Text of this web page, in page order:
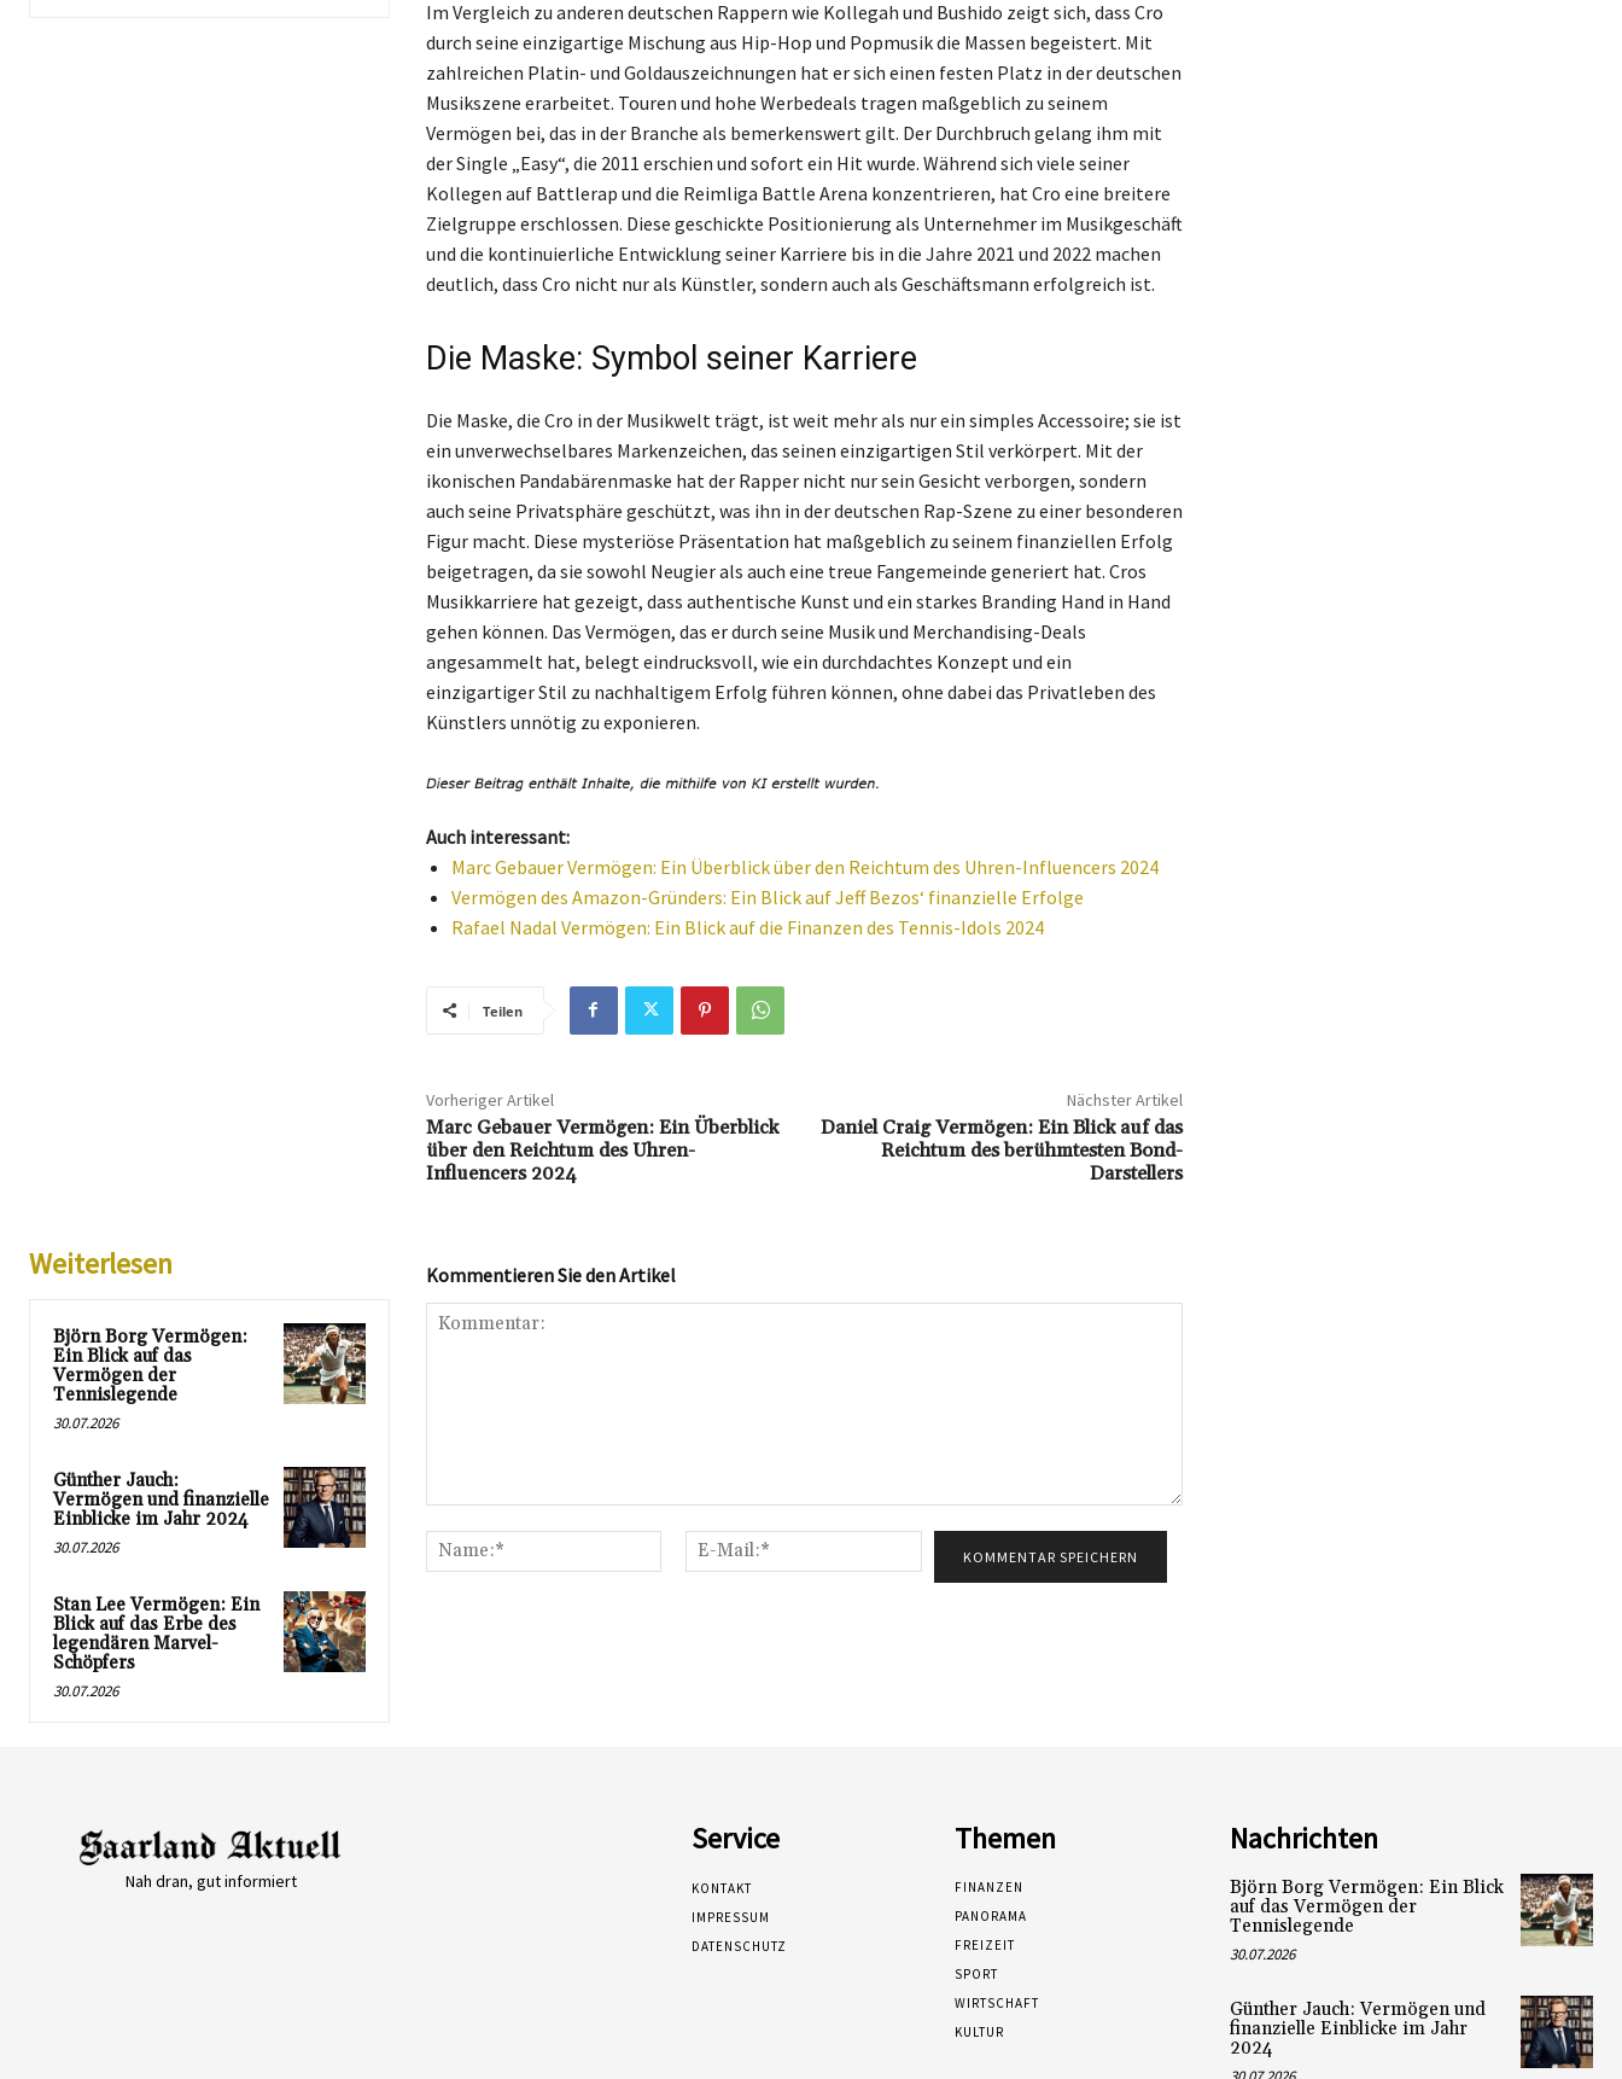
Im Vergleich zu anderen deutschen Rappern wie Kollegah und Bushido zeigt sich, dass Cro
durch seine einzigartige Mischung aus Hip-Hop und Popmusik die Massen begeistert. Mit
zahlreichen Platin- und Goldauszeichnungen hat er sich einen festen Platz in der deutschen
Musikszene erarbeitet. Touren und hohe Werbedeals tragen maßgeblich zu seinem
Vermögen bei, das in der Branche als bemerkenswert gilt. Der Durchbruch gelang ihm mit
der Single „Easy“, die 2011 erschien und sofort ein Hit wurde. Während sich viele seiner
Kollegen auf Battlerap und die Reimliga Battle Arena konzentrieren, hat Cro eine breitere
Zielgruppe erschlossen. Diese geschickte Positionierung als Unternehmer im Musikgeschäft
und die kontinuierliche Entwicklung seiner Karriere bis in die Jahre 2021 und 2022 machen
deutlich, dass Cro nicht nur als Künstler, sondern auch als Geschäftsmann erfolgreich ist.
Die Maske: Symbol seiner Karriere
Die Maske, die Cro in der Musikwelt trägt, ist weit mehr als nur ein simples Accessoire; sie ist
ein unverwechselbares Markenzeichen, das seinen einzigartigen Stil verkörpert. Mit der
ikonischen Pandabärenmaske hat der Rapper nicht nur sein Gesicht verborgen, sondern
auch seine Privatsphäre geschützt, was ihn in der deutschen Rap-Szene zu einer besonderen
Figur macht. Diese mysteriöse Präsentation hat maßgeblich zu seinem finanziellen Erfolg
beigetragen, da sie sowohl Neugier als auch eine treue Fangemeinde generiert hat. Cros
Musikkarriere hat gezeigt, dass authentische Kunst und ein starkes Branding Hand in Hand
gehen können. Das Vermögen, das er durch seine Musik und Merchandising-Deals
angesammelt hat, belegt eindrucksvoll, wie ein durchdachtes Konzept und ein
einzigartiger Stil zu nachhaltigem Erfolg führen können, ohne dabei das Privatleben des
Künstlers unnötig zu exponieren.
Auch interessant:
Marc Gebauer Vermögen: Ein Überblick über den Reichtum des Uhren-Influencers 2024
Vermögen des Amazon-Gründers: Ein Blick auf Jeff Bezos‘ finanzielle Erfolge
Rafael Nadal Vermögen: Ein Blick auf die Finanzen des Tennis-Idols 2024
Teilen
Vorheriger Artikel
Marc Gebauer Vermögen: Ein Überblick
über den Reichtum des Uhren-
Influencers 2024
Nächster Artikel
Daniel Craig Vermögen: Ein Blick auf das
Reichtum des berühmtesten Bond-
Darstellers
Weiterlesen
Björn Borg Vermögen:
Ein Blick auf das
Vermögen der
Tennislegende
30.07.2026
Günther Jauch:
Vermögen und finanzielle
Einblicke im Jahr 2024
30.07.2026
Stan Lee Vermögen: Ein
Blick auf das Erbe des
legendären Marvel-
Schöpfers
30.07.2026
Kommentieren Sie den Artikel
Name:*
Mail:*
Nah dran, gut informiert
Service
KONTAKT
IMPRESSUM
DATENSCHUTZ
Themen
FINANZEN
PANORAMA
FREIZEIT
SPORT
WIRTSCHAFT
KULTUR
Nachrichten
Björn Borg Vermögen: Ein Blick
auf das Vermögen der
Tennislegende
30.07.2026
Günther Jauch: Vermögen und
finanzielle Einblicke im Jahr
2024